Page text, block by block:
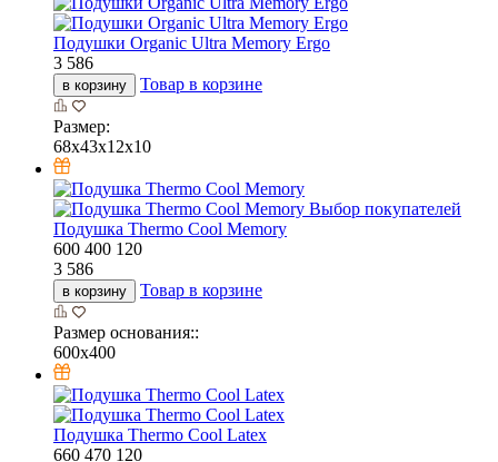
Подушки Organic Ultra Memory Ergo
3 586
в корзину Товар в корзине
Размер:
68х43х12х10
Выбор покупателей
Подушка Thermo Cool Memory
600 400 120
3 586
в корзину Товар в корзине
Размер основания::
600х400
Подушка Thermo Cool Latex
660 470 120